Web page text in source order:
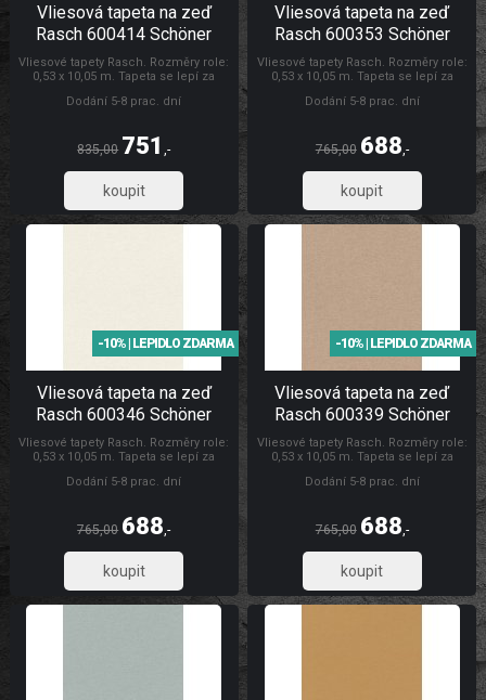
Vliesová tapeta na zeď
Rasch 600414 Schöner
Wohnen CL
Vliesové tapety Rasch. Rozměry role:
0,53 x 10,05 m. Tapeta se lepí za
zeď. Vliesové tapety na zeď se
zakrytí jemných prasklin. Tapety
Schöner Wohnen CL
Dodání 5-8 prac. dní
835,00 751 ,-
621,07
Vliesová tapeta na zeď
Rasch 600353 Schöner
Wohnen CL
Vliesové tapety Rasch. Rozměry role:
0,53 x 10,05 m. Tapeta se lepí za
zeď. Vliesové tapety na zeď se
zakrytí jemných prasklin. Tapety
Rasch Tapety Schöner Wohnen CL
Dodání 5-8 prac. dní
765,00 688,-
569,01
Vliesová tapeta na zeď
Rasch 600346 Schöner
Wohnen CL
Vliesové tapety Rasch. Rozměry role:
0,53 x 10,05 m. Tapeta se lepí za
zeď. Vliesové tapety na zeď se
zakrytí jemných prasklin. Tapety
-10% | LEPIDLO ZDARMA
Dodání 5-8 prac. dní
765,00 688,-
569,01
Vliesová tapeta na zeď
Rasch 600339 Schöner
Wohnen CL
Vliesové tapety Rasch. Rozměry role:
0,53 x 10,05 m. Tapeta se lepí za
zeď. Vliesové tapety na zeď se
zakrytí jemných prasklin. Tapety
-10% | LEPIDLO ZDARMA
Dodání 5-8 prac. dní
765,00 688,-
569,01